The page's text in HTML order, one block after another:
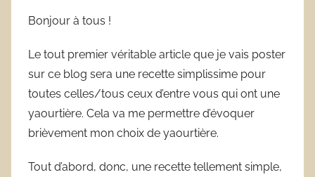
Bonjour à tous !
Le tout premier véritable article que je vais poster
sur ce blog sera une recette simplissime pour
toutes celles/tous ceux d’entre vous qui ont une
yaourtière. Cela va me permettre d’évoquer
brièvement mon choix de yaourtière.
Tout d’abord, donc, une recette tellement simple,